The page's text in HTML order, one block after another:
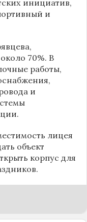
инициатив,
и
,
70%. В
работы,
и
лицея
объект
корпус для